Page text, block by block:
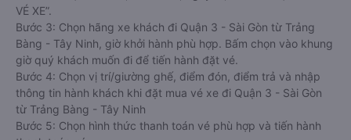
Bước 1: Truy cập vào website Vexere hoặc tải app Vexere trên
CH Play hoặc App Store.
Bước 2: Chọn điểm đi, điểm đến, ngày đi, sau đó chọn “TÌM
VÉ XE”.
Bước 3: Chọn hãng xe khách đi Quận 3 - Sài Gòn từ Trảng
Bàng - Tây Ninh, giờ khởi hành phù hợp. Bấm chọn vào khung
giờ quý khách muốn đi để tiến hành đặt vé.
Bước 4: Chọn vị trí/giường ghế, điểm đón, điểm trả và nhập